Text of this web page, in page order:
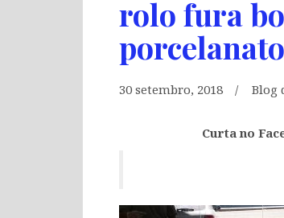
rolo fura
30 setembro, 2018 Blog
Curta no